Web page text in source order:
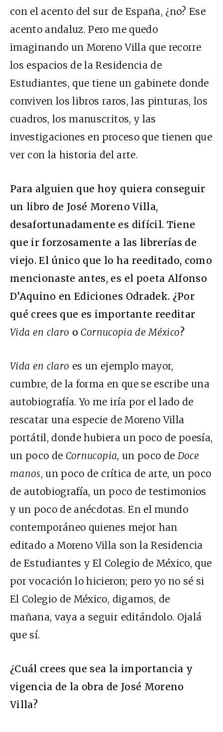
con el acento del sur de España, ¿no? Ese
acento andaluz. Pero me quedo
imaginando un Moreno Villa que recorre
los espacios de la Residencia de
Estudiantes, que tiene un gabinete donde
conviven los libros raros, las pinturas, los
cuadros, los manuscritos, y las
investigaciones en proceso que tienen que
ver con la historia del arte.
Para alguien que hoy quiera conseguir
un libro de José Moreno Villa,
desafortunadamente es difícil. Tiene
que ir forzosamente a las librerías de
viejo. El único que lo ha reeditado, como
mencionaste antes, es el poeta Alfonso
D’Aquino en Ediciones Odradek. ¿Por
qué crees que es importante reeditar
Vida en claro oCornucopia de México?
Vida en claro es un ejemplo mayor,
cumbre, de la forma en que se escribe una
autobiografía. Yo me iría por el lado de
rescatar una especie de Moreno Villa
portátil, donde hubiera un poco de poesía,
un poco de Cornucopia, un poco de Doce
manos, un poco de crítica de arte, un poco
de autobiografía, un poco de testimonios
y un poco de anécdotas. En el mundo
contemporáneo quienes mejor han
editado a Moreno Villa son la Residencia
de Estudiantes y El Colegio de México, que
por vocación lo hicieron; pero yo no sé si
El Colegio de México, digamos, de
mañana, vaya a seguir editándolo. Ojalá
que sí.
¿Cuál crees que sea la importancia y
vigencia de la obra de José Moreno
Villa?